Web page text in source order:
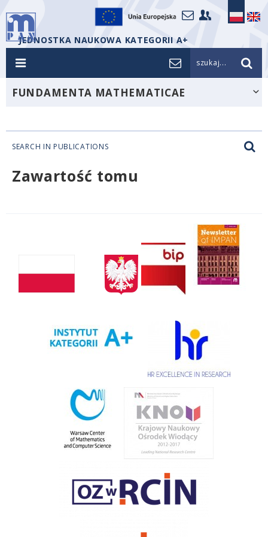
JEDNOSTKA NAUKOWA KATEGORII A+
szukaj...
FUNDAMENTA MATHEMATICAE
SEARCH IN PUBLICATIONS
Zawartość tomu